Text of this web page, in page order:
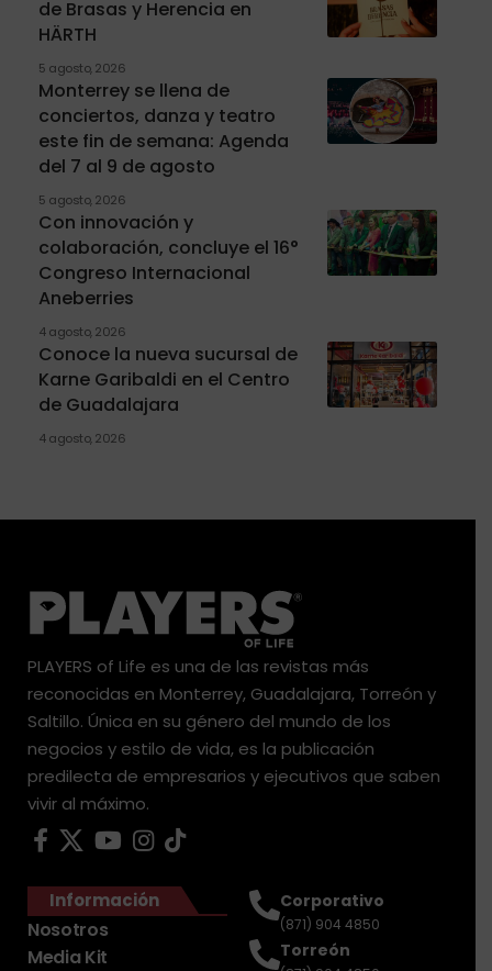
de Brasas y Herencia en
HÄRTH
5 agosto, 2026
Monterrey se llena de
conciertos, danza y teatro
este fin de semana: Agenda
del 7 al 9 de agosto
5 agosto, 2026
Con innovación y
colaboración, concluye el 16°
Congreso Internacional
Aneberries
4 agosto, 2026
Conoce la nueva sucursal de
Karne Garibaldi en el Centro
de Guadalajara
4 agosto, 2026
PLAYERS of Life es una de las revistas más
reconocidas en Monterrey, Guadalajara, Torreón y
Saltillo. Única en su género del mundo de los
negocios y estilo de vida, es la publicación
predilecta de empresarios y ejecutivos que saben
vivir al máximo.
Información
Nosotros
Media Kit
Corporativo
(871) 904 4850
Torreón